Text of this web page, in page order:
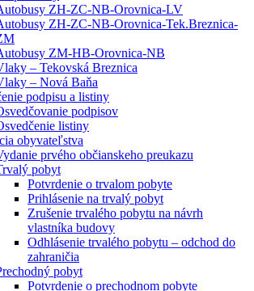
ZH-ZC-NB-Orovnica-LV
ZH-ZC-NB-Orovnica-Tek.Breznica-
ZM-HB-Orovnica-NB
– Tekovská Breznica
– Nová Baňa
podpisu a listiny
podpisov
listiny
obyvateľstva
prvého občianskeho preukazu
pobyt
Potvrdenie o trvalom pobyte
Prihlásenie na trvalý pobyt
Zrušenie trvalého pobytu na návrh
vlastníka budovy
Odhlásenie trvalého pobytu – odchod do
zahraničia
pobyt
Potvrdenie o prechodnom pobyte